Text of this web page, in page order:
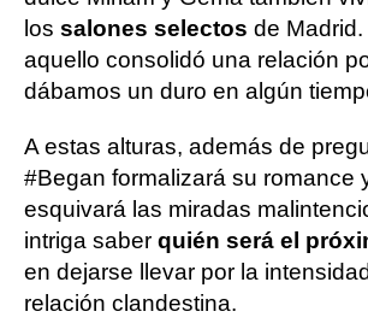
los salones selectos de
aquello consolidó una relación
dábamos un duro en algún
A estas alturas, además de
#Began formalizará su romance
esquivará las miradas
intriga saber quién será el
en dejarse llevar por la
relación clandestina.